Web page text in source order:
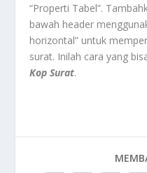
“Properti Tabel”.
bawah header
horizontal” untuk
surat. Inilah cara yang
Kop Surat.